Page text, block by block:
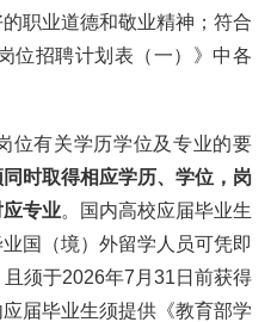
职业道德和敬业精神；符合
位招聘计划表（一）》中各
位有关学历学位及专业的要
时取得相应学历、学位，岗
专业。国内高校应届毕业生
国（境）外留学人员可凭即
须于2026年7月31日前获得
届毕业生须提供《教育部学